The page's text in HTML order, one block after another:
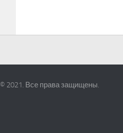
© 2021. Все права защищены.